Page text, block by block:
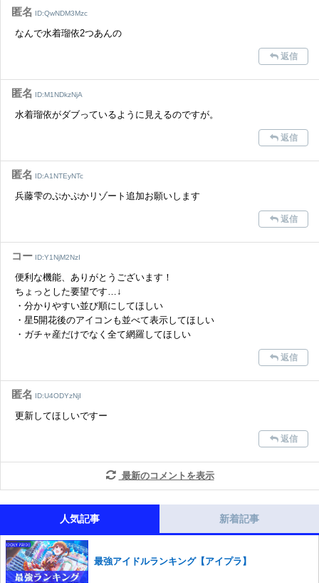
匿名 ID:QwNDM3Mzc
なんで水着瑠依2つあんの
返信
匿名 ID:M1NDkzNjA
水着瑠依がダブっているように見えるのですが。
返信
匿名 ID:A1NTEyNTc
兵藤雫のぷかぷかリゾート追加お願いします
返信
コー ID:Y1NjM2NzI
便利な機能、ありがとうございます！
ちょっとした要望です…↓
・分かりやすい並び順にしてほしい
・星5開花後のアイコンも並べて表示してほしい
・ガチャ産だけでなく全て網羅してほしい
返信
匿名 ID:U4ODYzNjI
更新してほしいですー
返信
最新のコメントを表示
人気記事 新着記事
最強アイドルランキング【アイプラ】